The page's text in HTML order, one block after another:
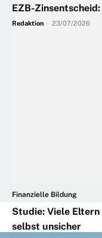
EZB-
Redaktion 23/07/2026
Finanzielle Bildung
Studie: Viele Eltern
selbst unsicher